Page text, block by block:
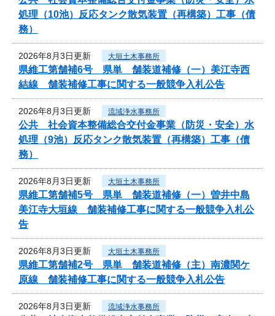
処理（10池）反応タンク散気装置（再構築）工事（債
務）
2026年8月3日更新 大垣土木事務所
県維工第舗補6号 県単 舗装道補修（一）美江寺西
結線 舗装補修工事に関する一般競争入札公告
2026年8月3日更新 流域浄水事務所
公共 社会資本整備総合交付金事業（防災・安全）水
処理（9池）反応タンク散気装置（再構築）工事（債
務）
2026年8月3日更新 大垣土木事務所
県維工第舗補5号 県単 舗装道補修（一）曽井中島
美江寺大垣線 舗装補修工事に関する一般競争入札公
告
2026年8月3日更新 大垣土木事務所
県維工第舗補2号 県単 舗装道補修（主）南濃関ケ
原線 舗装補修工事に関する一般競争入札公告
2026年8月3日更新 流域浄水事務所